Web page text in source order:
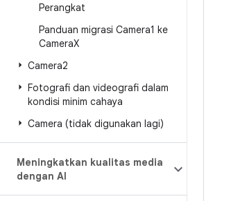
Perangkat
Panduan migrasi Camera1 ke
CameraX
Camera2
Fotografi dan videografi dalam
kondisi minim cahaya
Camera (tidak digunakan lagi)
Meningkatkan kualitas media
dengan AI